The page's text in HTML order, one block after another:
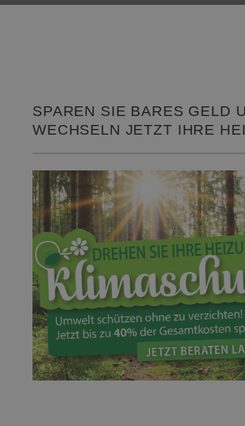
SPAREN SIE BARES GELD
WECHSELN JETZT IHRE